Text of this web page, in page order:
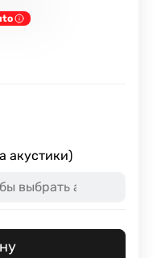
акустики)